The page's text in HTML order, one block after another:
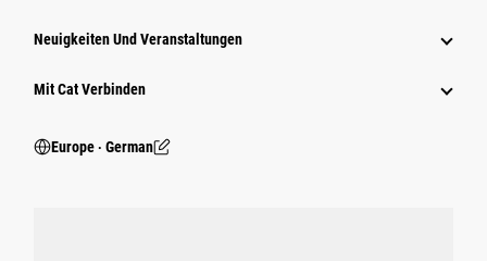
Neuigkeiten Und Veranstaltungen
Mit Cat Verbinden
Europe ‧ German